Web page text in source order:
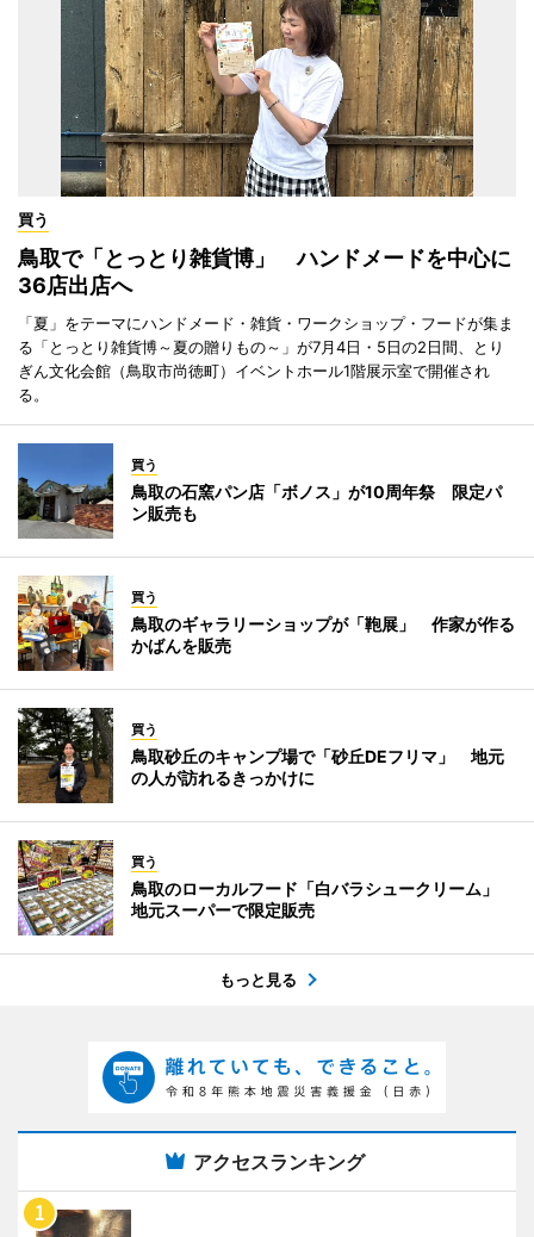
買う
鳥取で「とっとり雑貨博」 ハンドメードを中心に
36店出店へ
「夏」をテーマにハンドメード・雑貨・ワークショップ・フードが集ま
る「とっとり雑貨博～夏の贈りもの～」が7月4日・5日の2日間、とり
ぎん文化会館（鳥取市尚徳町）イベントホール1階展示室で開催され
る。
買う
鳥取の石窯パン店「ボノス」が10周年祭 限定パ
ン販売も
買う
鳥取のギャラリーショップが「鞄展」 作家が作る
かばんを販売
買う
鳥取砂丘のキャンプ場で「砂丘DEフリマ」 地元
の人が訪れるきっかけに
買う
鳥取のローカルフード「白バラシュークリーム」
地元スーパーで限定販売
もっと見る
アクセスランキング